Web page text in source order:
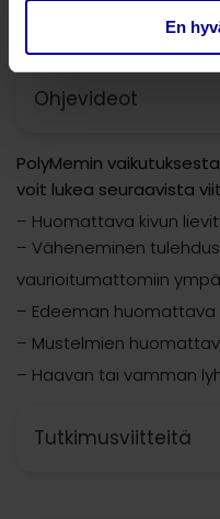
En
PolyMem hoito-
Ohjevideot
PolyMemin
voit lukea seuraavista
– Huomattava kivun
– Väheneminen
vaurioitumattomiin
– Edeeman
– Mustelmien
– Haavan tai vamman
Tutkimusviitteitä